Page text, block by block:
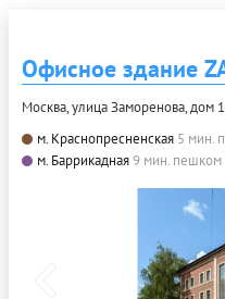
Офисное здание
Москва, улица Заморенова, дом
м. Краснопресненская 5 мин.
м. Баррикадная9 мин. пешком